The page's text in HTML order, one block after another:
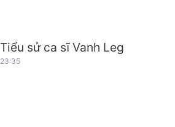
Tiểu sử ca sĩ Vanh Leg
23:35